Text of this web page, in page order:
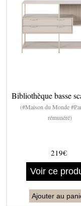
Bibliothèque basse
(#Maison du Monde
rémunéré)
219€
Voir ce
Ajouter au